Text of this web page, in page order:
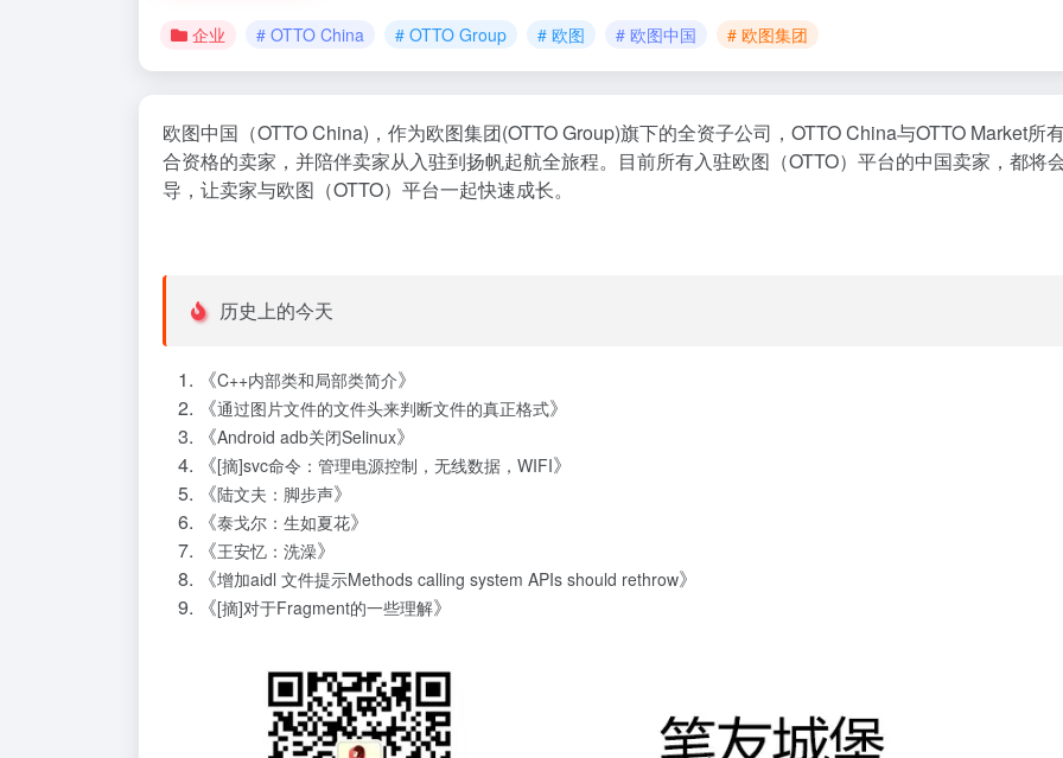
企业 # OTTO China # OTTO Group # 欧图 # 欧图中国 # 欧图集团
欧图中国（OTTO China)，作为欧图集团(OTTO Group)旗下的全资子公司，OTTO China与OTTO Market
合资格的卖家，并陪伴卖家从入驻到扬帆起航全旅程。目前所有入驻欧图（OTTO）平台的中国卖家，都将
导，让卖家与欧图（OTTO）平台一起快速成长。
历史上的今天
《C++内部类和局部类简介》
《通过图片文件的文件头来判断文件的真正格式》
《Android adb关闭Selinux》
《[摘]svc命令：管理电源控制，无线数据，WIFI》
《陆文夫：脚步声》
《泰戈尔：生如夏花》
《王安忆：洗澡》
《增加aidl 文件提示Methods calling system APIs should rethrow》
《[摘]对于Fragment的一些理解》